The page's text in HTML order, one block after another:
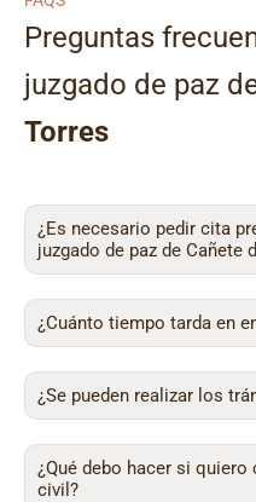
Preguntas
juzgado de paz
Torres
¿Es necesario pedir cita
juzgado de paz de Cañete
¿Cuánto tiempo tarda en
¿Se pueden realizar los
¿Qué debo hacer si
civil?